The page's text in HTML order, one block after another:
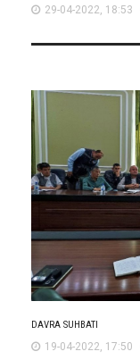
29-04-2022, 18:53
DAVRA SUHBATI
19-04-2022, 17:50